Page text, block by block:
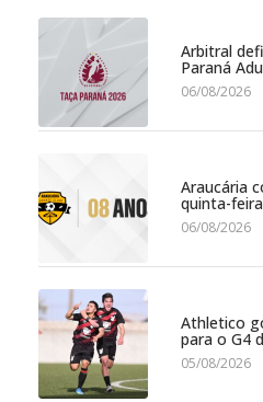
Arbitral
Paraná
06/08/2026
Araucária
quinta-feira
06/08/2026
Athletico
para o G4
05/08/2026